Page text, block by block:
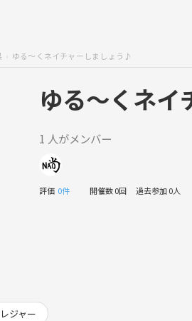
ゆる〜くネイチャーしましょう♪
ゆる〜くネ
1 人がメンバー
評価 0件 開催数 0回 過去参加 0人
レジャー